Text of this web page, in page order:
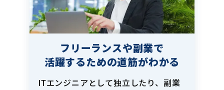
フリーランスや副業で
活躍するための道筋がわかる
ITエンジニアとして独立したり、副業